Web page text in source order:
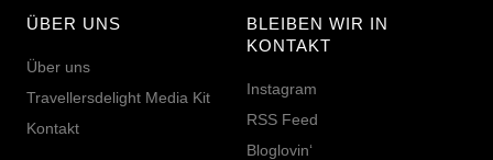
ÜBER UNS
Über uns
Travellersdelight Media Kit
Kontakt
BLEIBEN WIR IN
KONTAKT
Instagram
RSS Feed
Bloglovin‘